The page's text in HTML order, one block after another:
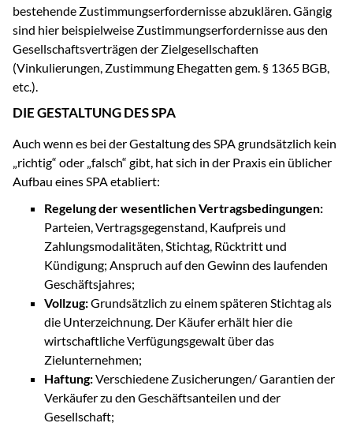
bestehende Zustimmungserfordernisse abzuklären. Gängig
sind hier beispielweise Zustimmungserfordernisse aus den
Gesellschaftsverträgen der Zielgesellschaften
(Vinkulierungen, Zustimmung Ehegatten gem. § 1365 BGB,
etc.).
DIE GESTALTUNG DES SPA
Auch wenn es bei der Gestaltung des SPA grundsätzlich kein
„richtig“ oder „falsch“ gibt, hat sich in der Praxis ein üblicher
Aufbau eines SPA etabliert:
Regelung der wesentlichen Vertragsbedingungen:
Parteien, Vertragsgegenstand, Kaufpreis und
Zahlungsmodalitäten, Stichtag, Rücktritt und
Kündigung; Anspruch auf den Gewinn des laufenden
Geschäftsjahres;
Vollzug:Grundsätzlich zu einem späteren Stichtag als
die Unterzeichnung. Der Käufer erhält hier die
wirtschaftliche Verfügungsgewalt über das
Zielunternehmen;
Haftung:Verschiedene Zusicherungen/ Garantien der
Verkäufer zu den Geschäftsanteilen und der
Gesellschaft;